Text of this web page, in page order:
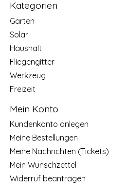
Kategorien
Garten
Solar
Haushalt
Fliegengitter
Werkzeug
Freizeit
Mein Konto
Kundenkonto anlegen
Meine Bestellungen
Meine Nachrichten (Tickets)
Mein Wunschzettel
Widerruf beantragen